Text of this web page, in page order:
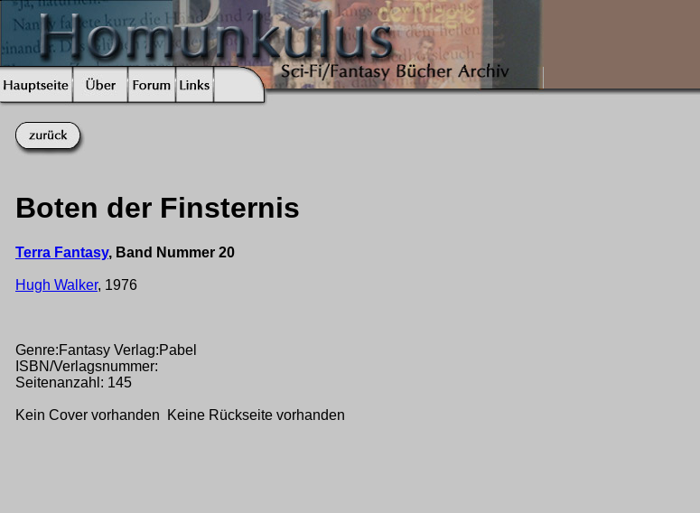
Boten der Finsternis
Terra Fantasy, Band Nummer 20
Hugh Walker, 1976
Genre:Fantasy Verlag:Pabel
ISBN/Verlagsnummer:
Seitenanzahl: 145
Kein Cover vorhanden Keine Rückseite vorhanden